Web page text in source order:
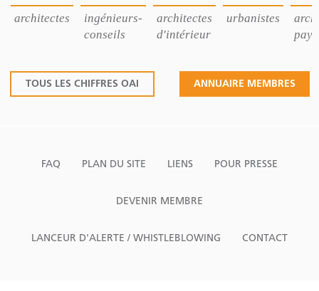
architectes
ingénieurs-
conseils
architectes
d'intérieur
urbanistes
TOUS LES CHIFFRES OAI ANNUAIRE MEMBRES
FAQ PLAN DU SITE LIENS POUR PRESSE
DEVENIR MEMBRE
LANCEUR D'ALERTE / WHISTLEBLOWING CONTACT